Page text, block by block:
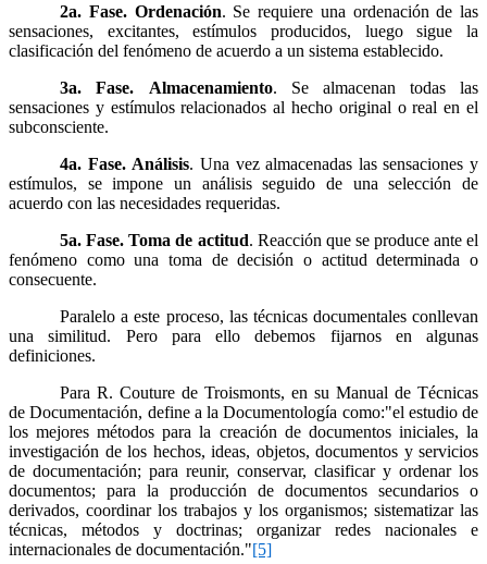
2a. Fase. Ordenación. Se requiere una ordenación de las
sensaciones, excitantes, estímulos producidos, luego sigue la
clasificación del fenómeno de acuerdo a un sistema establecido.
3a. Fase.
Almacenamiento. Se almacenan todas las
sensaciones y estímulos relacionados al hecho original o real en el
subconsciente.
4a. Fase. Análisis. Una vez almacenadas las sensaciones y
estímulos, se impone un análisis seguido de una selección de
acuerdo con las necesidades requeridas.
5a. Fase. Toma de actitud. Reacción que se produce ante el
fenómeno como una toma de decisión o actitud determinada o
consecuente.
Paralelo a este proceso, las técnicas documentales conllevan
una similitud. Pero para ello debemos fijarnos en algunas
definiciones.
Para R. Couture de Troismonts, en su Manual de Técnicas
de Documentación, define a la Documentología como:"el estudio de
los mejores métodos para la creación de documentos iniciales, la
investigación de los hechos, ideas, objetos, documentos y servicios
de documentación; para reunir, conservar, clasificar y ordenar los
documentos; para la producción de documentos secundarios o
derivados, coordinar los trabajos y los organismos; sistematizar las
técnicas, métodos y doctrinas; organizar redes nacionales e
internacionales de documentación."[5]